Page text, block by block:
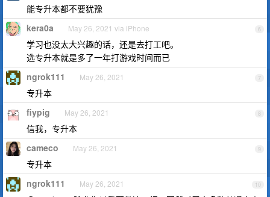
能专升本都不要犹豫
6
kera0a May 26, 2021 via iPhone
学习也没太大兴趣的话，还是去打工吧。
选专升本就是多了一年打游戏时间而已
7
ngrok111 May 26, 2021
专升本
8
fiypig May 26, 2021
信我，专升本
9
cameco May 26, 2021
专升本
10
ngrok111 May 26, 2021